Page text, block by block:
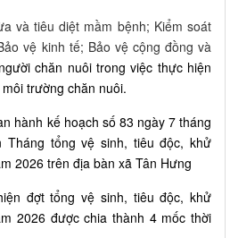
và tiêu diệt mầm bệnh; Kiểm soát
vệ kinh tế; Bảo vệ cộng đồng và
chăn nuôi trong việc thực hiện
trường chăn nuôi.
hành kế hoạch số 83 ngày 7 tháng
Tháng tổng vệ sinh, tiêu độc, khử
2026 trên địa bàn xã Tân Hưng
đợt tổng vệ sinh, tiêu độc, khử
2026 được chia thành 4 mốc thời